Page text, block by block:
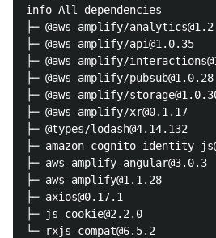
info All dependencies
├─ @aws-amplify/
├─ @aws-amplify/api@1.0.35
├─ @aws-amplify/
├─ @aws-amplify/pubsub@1.0.28
├─ @aws-amplify/
├─ @aws-amplify/xr@0.1.17
├─ @types/lodash@4.14.132
├─ amazon-cognito-identity-
├─ aws-amplify-angular@3.0.3
├─ aws-amplify@1.1.28
├─ axios@0.17.1
├─ js-cookie@2.2.0
└─ rxjs-compat@6.5.2